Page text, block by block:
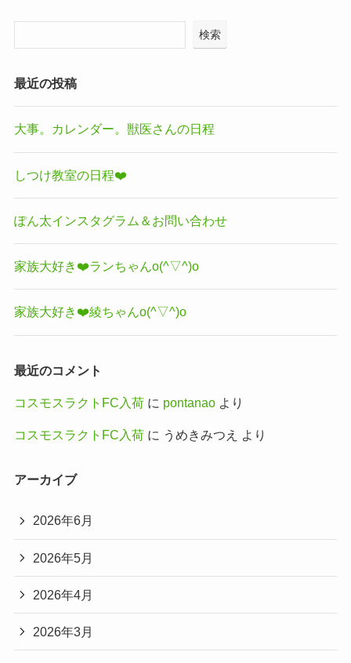
検索
最近の投稿
大事。カレンダー。獣医さんの日程
しつけ教室の日程❤️
ぽん太インスタグラム＆お問い合わせ
家族大好き❤️ランちゃんo(^▽^)o
家族大好き❤️綾ちゃんo(^▽^)o
最近のコメント
コスモスラクトFC入荷に pontanaoより
コスモスラクトFC入荷に うめきみつえ より
アーカイブ
2026年6月
2026年5月
2026年4月
2026年3月